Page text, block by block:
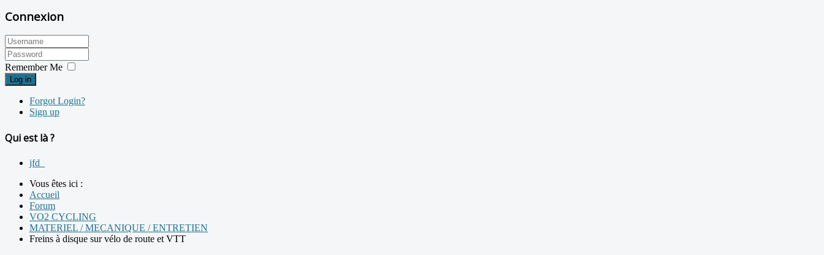
Connexion
Remember Me
Log in
Forgot Login?
Sign up
Qui est là ?
jfd_
Vous êtes ici :
Accueil
Forum
VO2 CYCLING
MATERIEL / MECANIQUE / ENTRETIEN
Freins à disque sur vélo de route et VTT